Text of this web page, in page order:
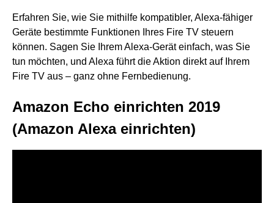
Erfahren Sie, wie Sie mithilfe kompatibler, Alexa-fähiger
Geräte bestimmte Funktionen Ihres Fire TV steuern
können. Sagen Sie Ihrem Alexa-Gerät einfach, was Sie
tun möchten, und Alexa führt die Aktion direkt auf Ihrem
Fire TV aus – ganz ohne Fernbedienung.
Amazon Echo einrichten 2019
(Amazon Alexa einrichten)